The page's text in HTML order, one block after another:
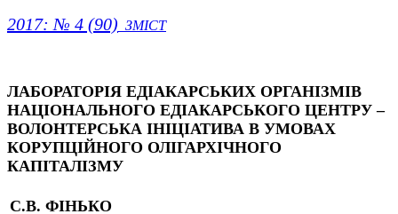
2017: № 4 (90) ЗМІСТ
ЛАБОРАТОРІЯ ЕДІАКАРСЬКИХ ОРГАНІЗМІВ
НАЦІОНАЛЬНОГО ЕДІАКАРСЬКОГО ЦЕНТРУ –
ВОЛОНТЕРСЬКА ІНІЦІАТИВА В УМОВАХ
КОРУПЦІЙНОГО ОЛІГАРХІЧНОГО
КАПІТАЛІЗМУ
С.В. ФІНЬКО